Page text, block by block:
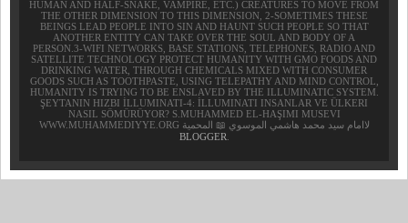
HUMAN AND HALF-SNAKE, VAMPIRE, ETC.) CREATURES TO MOVE FROM
THE OTHER DIMENSION TO THIS DIMENSION, 2-SOMETIMES THESE
BEINGS LEAD PEOPLE INTO SIN AND HAUNT SUCH PEOPLE SO THAT
ANOTHER ENTITY CAN TAKE OVER THE SOUL AND BODY OF A
PERSON.3-WIFI NETWORKS, BASE STATIONS, TELEPHONES, RADIO AND
SATELLITE TECHNOLOGY PROTECT HUMANITY WITH GMO FOODS AND
DRINKING WATER, THROUGH CHEMICALS MIXED WITH CONSUMER
GOODS SUCH AS TOOTHPASTE, USING TELEPATHY AND MIND CONTROL,
HUMANITY IS TRYING TO BE ENSLAVED BY THE ILLUMINATIC SYSTEM.
ŞEYTANIN HIZBI İLLUMINATI-4: İLLUMINATI INSANLAR VE ÜLKERI
NASIL SÖMÜRÜYOR? S.MUHAMMED EL-HAŞIMI MUSEVI
WWW.MUHAMMEDIYYE.ORG لاامام سيد محمد هاشمي الموسوي 📖 المحمية
BLOGGER